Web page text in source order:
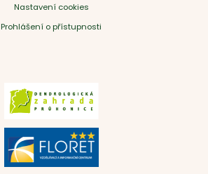
Nastavení cookies
Prohlášení o přístupnosti